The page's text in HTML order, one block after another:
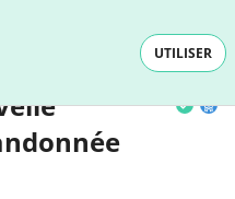
UTILISER